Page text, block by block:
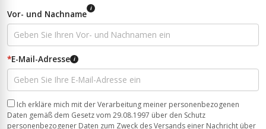
Vor- und Nachname i
*E-Mail-Adresse i
Ich erkläre mich mit der Verarbeitung meiner personenbezogenen
Daten gemäß dem Gesetz vom 29.08.1997 über den Schutz
personenbezogener Daten zum Zweck des Versands einer Nachricht über